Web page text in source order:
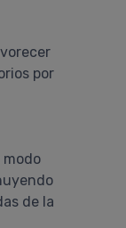
por
de la